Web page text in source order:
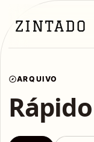
ARQUIVO
Rápido